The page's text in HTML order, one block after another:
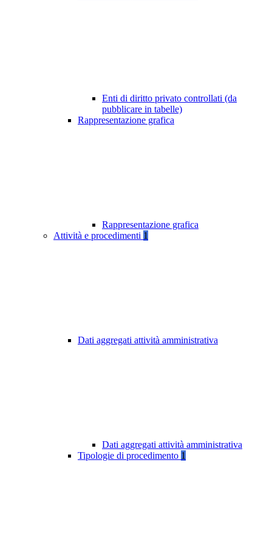
Enti di diritto privato controllati (da
pubblicare in tabelle)
Rappresentazione grafica
Rappresentazione grafica
Attività e procedimenti 1
Dati aggregati attività amministrativa
Dati aggregati attività amministrativa
Tipologie di procedimento 1